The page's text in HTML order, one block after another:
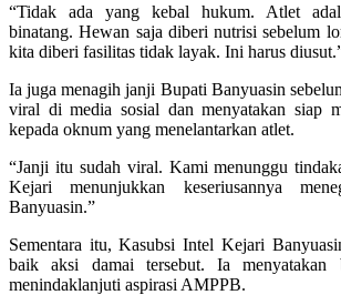
“Tidak ada yang kebal hukum. Atlet
binatang. Hewan saja diberi nutrisi sebelum
kita diberi fasilitas tidak layak. Ini harus
Ia juga menagih janji Bupati Banyuasin
viral di media sosial dan menyatakan siap
kepada oknum yang menelantarkan atlet.
“Janji itu sudah viral. Kami menunggu
Kejari menunjukkan keseriusannya
Banyuasin.”
Sementara itu, Kasubsi Intel Kejari
baik aksi damai tersebut. Ia menyatakan
menindaklanjuti aspirasi AMPPB.